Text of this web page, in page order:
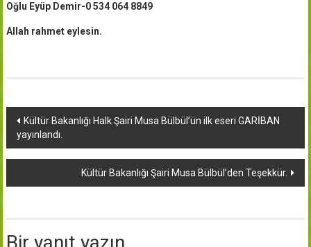
Oğlu Eyüp Demir-0 534 064 8849
Allah rahmet eylesin.
Yazı
dolaşımı
Kültür Bakanlığı Halk Şairi Musa Bülbül’ün ilk eseri GARİBAN
yayınlandı.
Kültür Bakanlığı Şairi Musa Bülbül’den Teşekkür.